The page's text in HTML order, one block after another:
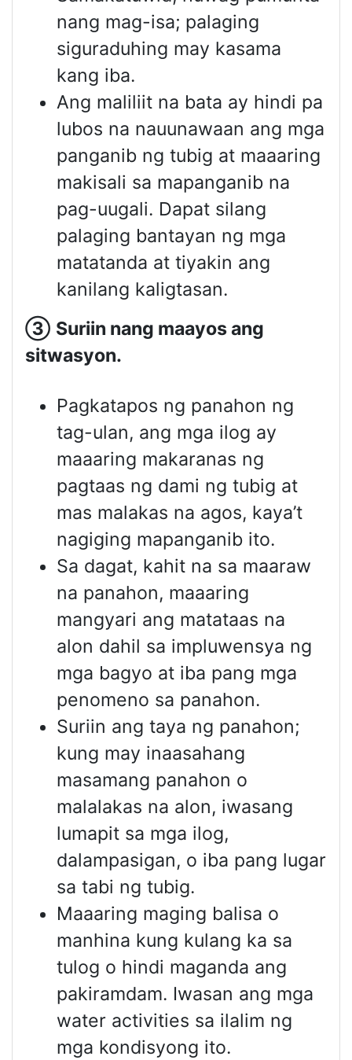
nang mag-isa; palaging
siguraduhing may kasama
kang iba.
Ang maliliit na bata ay hindi pa
lubos na nauunawaan ang mga
panganib ng tubig at maaaring
makisali sa mapanganib na
pag-uugali. Dapat silang
palaging bantayan ng mga
matatanda at tiyakin ang
kanilang kaligtasan.
③ Suriin nang maayos ang
sitwasyon.
Pagkatapos ng panahon ng
tag-ulan, ang mga ilog ay
maaaring makaranas ng
pagtaas ng dami ng tubig at
mas malakas na agos, kaya’t
nagiging mapanganib ito.
Sa dagat, kahit na sa maaraw
na panahon, maaaring
mangyari ang matataas na
alon dahil sa impluwensya ng
mga bagyo at iba pang mga
penomeno sa panahon.
Suriin ang taya ng panahon;
kung may inaasahang
masamang panahon o
malalakas na alon, iwasang
lumapit sa mga ilog,
dalampasigan, o iba pang lugar
sa tabi ng tubig.
Maaaring maging balisa o
manhina kung kulang ka sa
tulog o hindi maganda ang
pakiramdam. Iwasan ang mga
water activities sa ilalim ng
mga kondisyong ito.